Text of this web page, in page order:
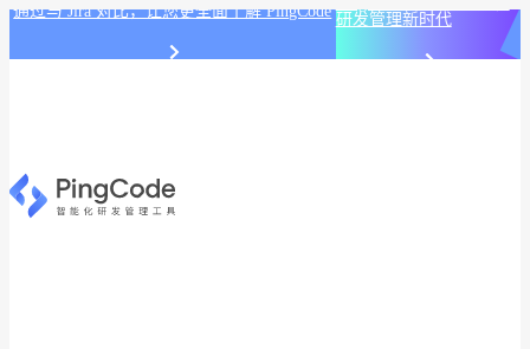
通过与 Jira 对比，让您更全面了解 PingCode 研发管理新时代